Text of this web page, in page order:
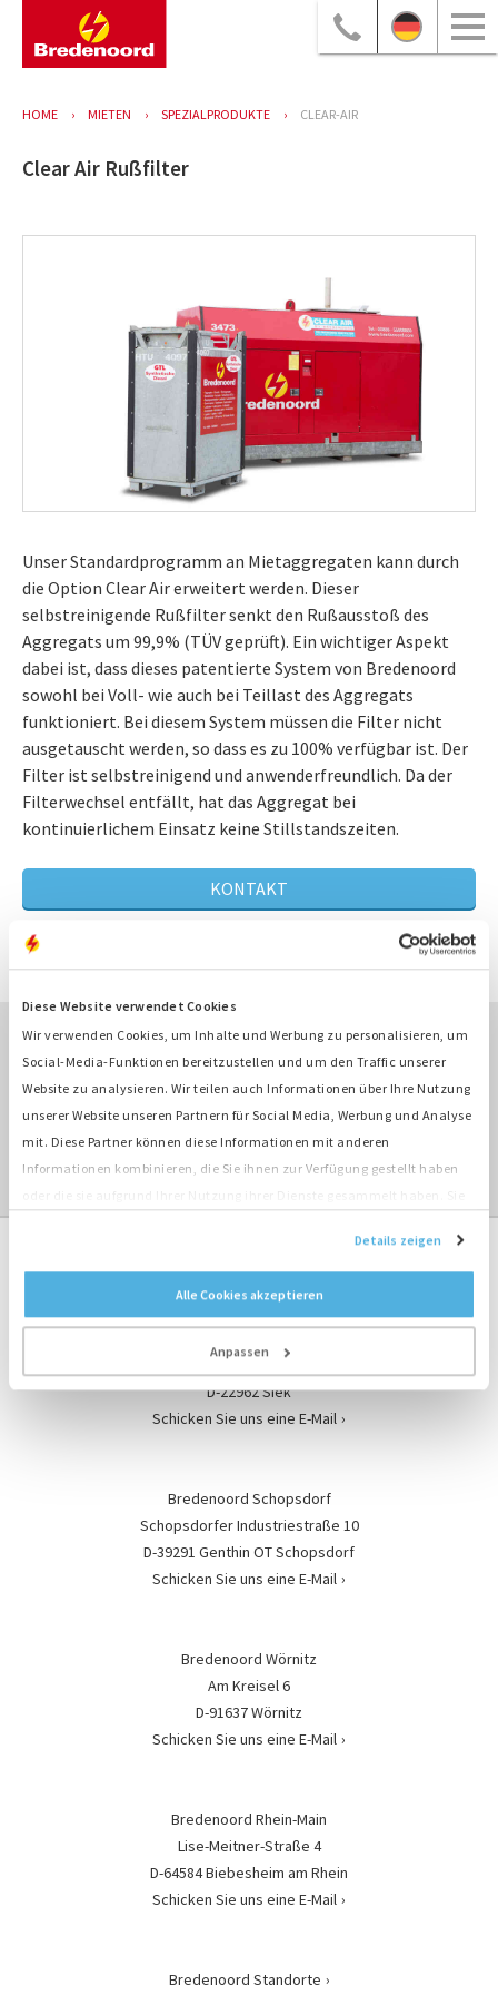
Diese Website verwendet Cookies
Wir verwenden Cookies, um Inhalte und Werbung zu personalisieren, um
Social-Media-Funktionen bereitzustellen und um den Traffic unserer
Website zu analysieren. Wir teilen auch Informationen über Ihre Nutzung
unserer Website unseren Partnern für Social Media, Werbung und Analyse
mit. Diese Partner können diese Informationen mit anderen
Informationen kombinieren, die Sie ihnen zur Verfügung gestellt haben
Details zeigen
Alle Cookies akzeptieren
Anpassen
HOME MIETEN SPEZIALPRODUKTE CLEAR-AIR
Clear Air Rußfilter
Unser Standardprogramm an Mietaggregaten kann durch
die Option Clear Air erweitert werden. Dieser
selbstreinigende Rußfilter senkt den Rußausstoß des
Aggregats um 99,9% (TÜV geprüft). Ein wichtiger Aspekt
dabei ist, dass dieses patentierte System von Bredenoord
sowohl bei Voll- wie auch bei Teillast des Aggregats
funktioniert. Bei diesem System müssen die Filter nicht
ausgetauscht werden, so dass es zu 100% verfügbar ist. Der
Filter ist selbstreinigend und anwenderfreundlich. Da der
Filterwechsel entfällt, hat das Aggregat bei
kontinuierlichem Einsatz keine Stillstandszeiten.
KONTAKT
ÜBERBLICK SPEZIALPRODUKTE ›
Jacobsrade 29
D-22962 Siek
Schicken Sie uns eine E-Mail
Bredenoord Schopsdorf
Schopsdorfer Industriestraße 10
D-39291 Genthin OT Schopsdorf
Schicken Sie uns eine E-Mail
Bredenoord Wörnitz
Am Kreisel 6
D-91637 Wörnitz
Schicken Sie uns eine E-Mail
Bredenoord Rhein-Main
Lise-Meitner-Straße 4
D-64584 Biebesheim am Rhein
Schicken Sie uns eine E-Mail
Bredenoord Standorte